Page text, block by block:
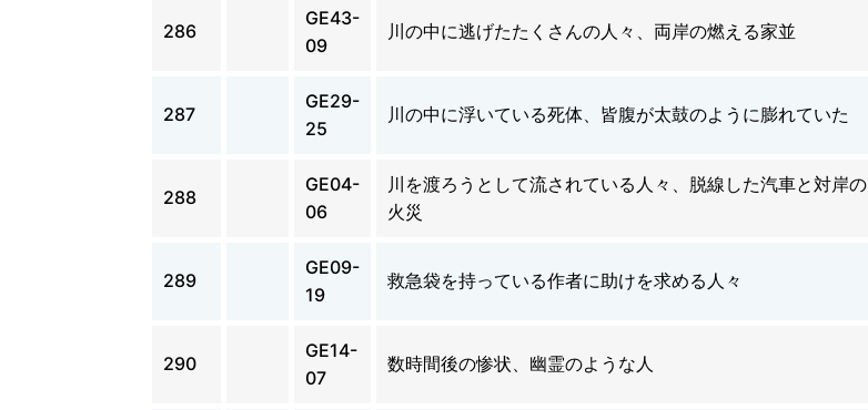
286
GE43-
09
川の中に逃げたたくさんの人々、両岸の燃える家並
287
GE29-
25
川の中に浮いている死体、皆腹が太鼓のように膨れていた
288
GE04-
06
川を渡ろうとして流されている人々、脱線した汽車と対岸の
火災
289
GE09-
19
救急袋を持っている作者に助けを求める人々
290
GE14-
07
数時間後の惨状、幽霊のような人